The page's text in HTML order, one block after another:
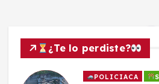
¿Te lo perdiste?
POLICIACA